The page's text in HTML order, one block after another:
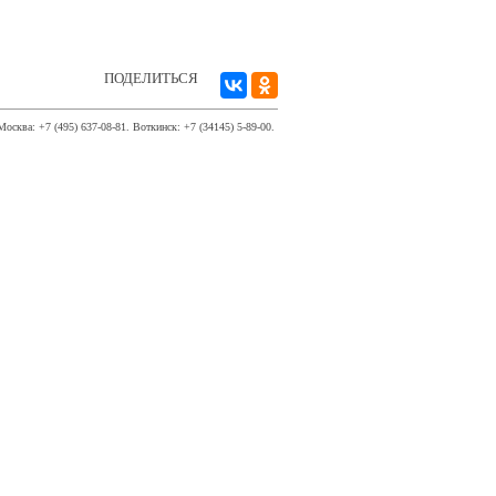
ПОДЕЛИТЬСЯ
+7 (495) 637-08-81. Воткинск: +7 (34145) 5-89-00.